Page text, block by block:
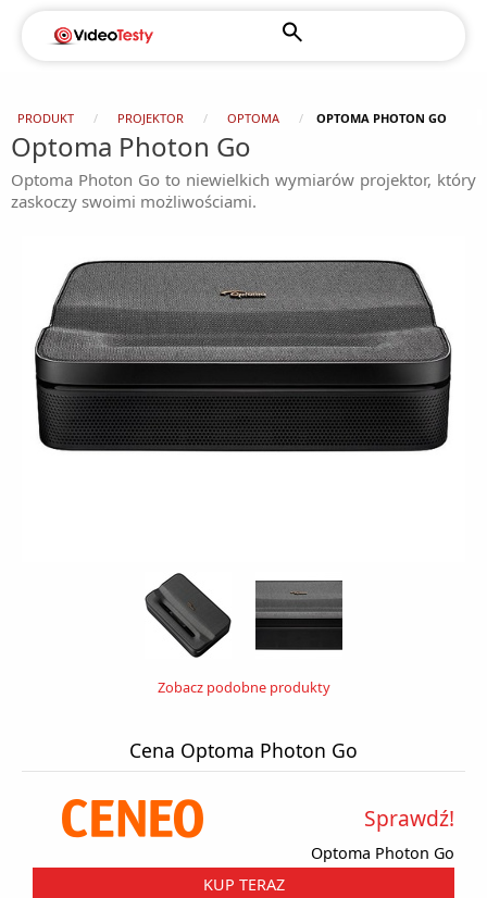
PRODUKT PROJEKTOR OPTOMA OPTOMA PHOTON GO
Optoma Photon Go
Optoma Photon Go to niewielkich wymiarów projektor, który
zaskoczy swoimi możliwościami.
Zobacz podobne produkty
Cena Optoma Photon Go
Optoma Photon Go
Sprawdź!
KUP TERAZ